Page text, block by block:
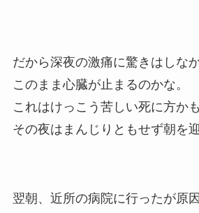
だから深夜の激痛に驚きはしなか
このまま心臓が止まるのかな。
これはけっこう苦しい死に方か
その夜はまんじりともせず朝を迎
翌朝、近所の病院に行ったが原